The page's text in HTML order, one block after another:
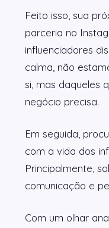
Feito isso, sua
parceria no
influenciadores
calma, não
si, mas daqueles
negócio precisa.
Em seguida,
com a vida dos
Principalmente,
comunicação e
Com um olhar